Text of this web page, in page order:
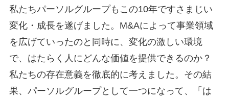
私たちパーソルグループもこの10年ですさまじい
変化・成長を遂げました。M&Aによって事業領域
を広げていったのと同時に、変化の激しい環境
で、はたらく人にどんな価値を提供できるのか？
私たちの存在意義を徹底的に考えました。その結
果、パーソルグループとして一つになって、「は